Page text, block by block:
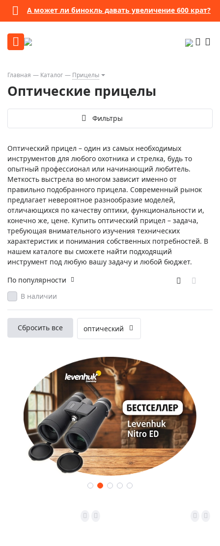
А может ли бинокль давать увеличение 600 крат?
Главная Каталог Прицелы
Оптические прицелы
Фильтры
Оптический прицел – один из самых необходимых
инструментов для любого охотника и стрелка, будь то
опытный профессионал или начинающий любитель.
Меткость выстрела во многом зависит именно от
правильно подобранного прицела. Современный рынок
предлагает невероятное разнообразие моделей,
отличающихся по качеству оптики, функциональности и,
конечно же, цене. Купить оптический прицел – задача,
требующая внимательного изучения технических
характеристик и понимания собственных потребностей. В
нашем каталоге вы сможете найти подходящий
инструмент под любую вашу задачу и любой бюджет.
В наличии
По популярности
Сбросить все оптический